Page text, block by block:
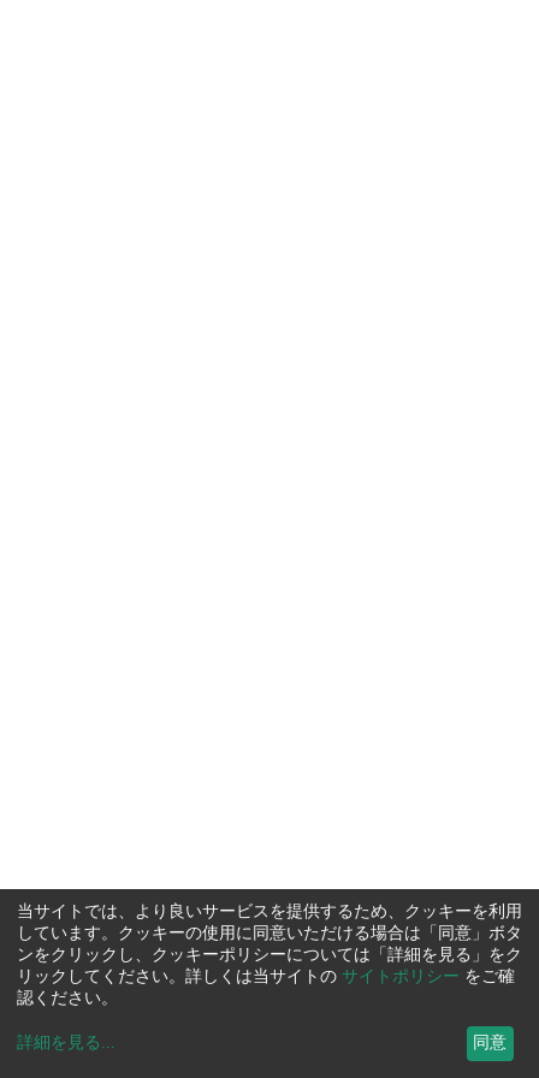
当サイトでは、より良いサービスを提供するため、クッキーを利用
しています。クッキーの使用に同意いただける場合は「同意」ボタ
ンをクリックし、クッキーポリシーについては「詳細を見る」をク
リックしてください。詳しくは当サイトの サイトポリシー をご確
認ください。
詳細を見る ... 同意